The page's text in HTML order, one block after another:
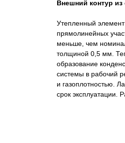
Внешний контур из
Утепленный
прямолинейных
меньше, чем
толщиной 0,5 мм.
образование
системы в рабочий
и газоплотностью.
срок эксплуатации.